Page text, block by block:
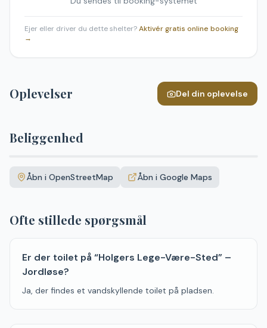
Ejer eller driver du dette shelter?Aktivér gratis online booking
→
Oplevelser Del din oplevelse
Beliggenhed
+Åbn i OpenStreetMap Åbn i Google Maps
Ofte stillede spørgsmål
Er der toilet på “Holgers Lege-Være-Sted” –
Jordløse?
Ja, der findes et vandskyllende toilet på pladsen.